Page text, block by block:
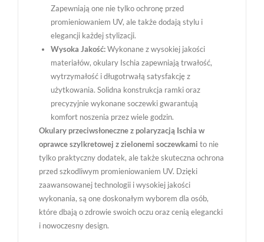
Zapewniają one nie tylko ochronę przed
promieniowaniem UV, ale także dodają stylu i
elegancji każdej stylizacji.
Wysoka Jakość:Wykonane z wysokiej jakości
materiałów, okulary Ischia zapewniają trwałość,
wytrzymałość i długotrwałą satysfakcję z
użytkowania. Solidna konstrukcja ramki oraz
precyzyjnie wykonane soczewki gwarantują
komfort noszenia przez wiele godzin.
Okulary przeciwsłoneczne z polaryzacją Ischia w
oprawce szylkretowej z zielonemi soczewkami to nie
tylko praktyczny dodatek, ale także skuteczna ochrona
przed szkodliwym promieniowaniem UV. Dzięki
zaawansowanej technologii i wysokiej jakości
wykonania, są one doskonałym wyborem dla osób,
które dbają o zdrowie swoich oczu oraz cenią elegancki
i nowoczesny design.